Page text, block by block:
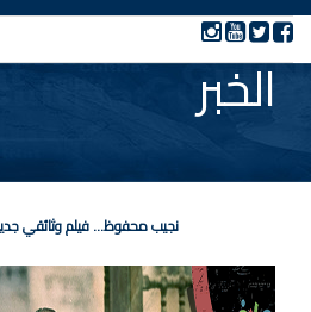
الخبر
نجيب محفوظ... فيلم وثائقي